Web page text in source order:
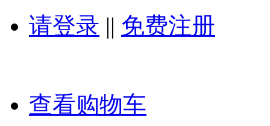
请登录 || 免费注册
查看购物车